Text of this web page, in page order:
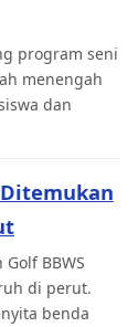
program seni
menengah
dan
BBWS
di perut.
benda